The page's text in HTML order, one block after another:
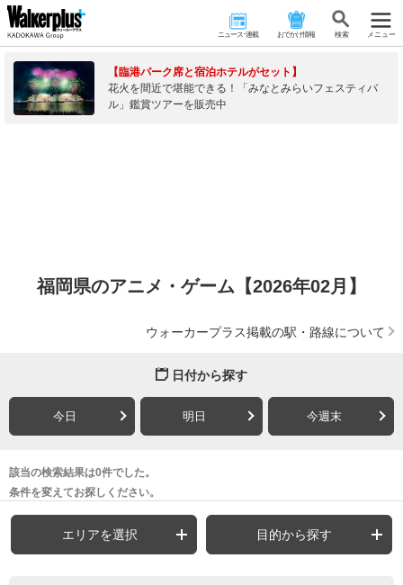
ニュース･連載 おでかけ情報 検 索 メニュー
【臨港パーク席と宿泊ホテルがセット】
花火を間近で堪能できる！「みなとみらいフェスティバ
ル」鑑賞ツアーを販売中
福岡県のアニメ・ゲーム【2026年02月】
ウォーカープラス掲載の駅・路線について
日付から探す
今日 明日 今週末
該当の検索結果は0件でした。
条件を変えてお探しください。
エリアを選択 目的から探す